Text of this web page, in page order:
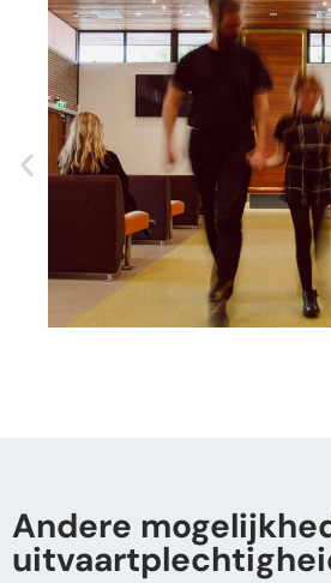
Andere